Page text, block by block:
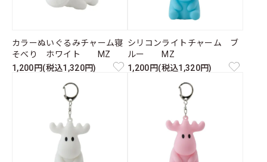
カラーぬいぐるみチャーム寝
そべり ホワイト MZ
1,200円(税込1,320円)
シリコンライトチャーム ブ
ルー MZ
1,200円(税込1,320円)